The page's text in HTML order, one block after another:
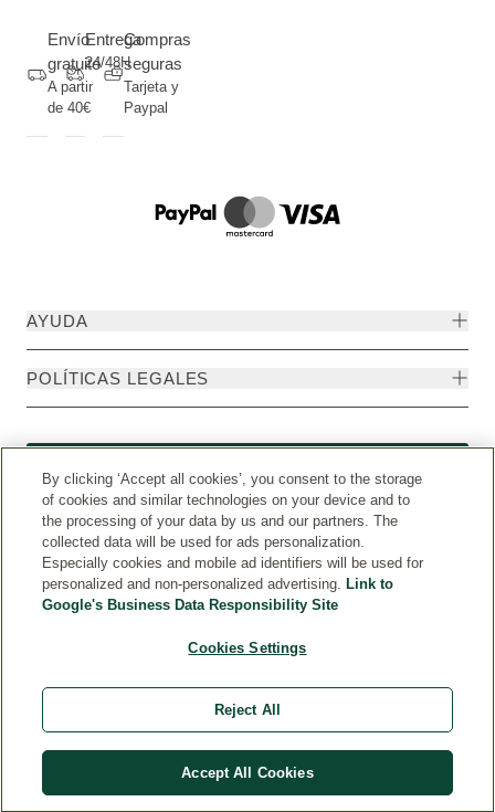
Envío
gratuito
A partir
de 40€
Entrega
24/48H
Compras
seguras
Tarjeta y
Paypal
AYUDA
POLÍTICAS LEGALES
Weleda Internacional © Weleda 2026
By clicking ‘Accept all cookies’, you consent to the storage
of cookies and similar technologies on your device and to
the processing of your data by us and our partners. The
collected data will be used for ads personalization.
Especially cookies and mobile ad identifiers will be used for
personalized and non-personalized advertising. Link to
Google's Business Data Responsibility Site
Cookies Settings
Reject All
Accept All Cookies